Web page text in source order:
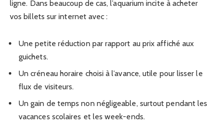
ligne. Dans beaucoup de cas, l’aquarium incite à acheter
vos billets sur internet avec :
Une petite réduction par rapport au prix affiché aux
guichets.
Un créneau horaire choisi à l’avance, utile pour lisser le
flux de visiteurs.
Un gain de temps non négligeable, surtout pendant les
vacances scolaires et les week-ends.